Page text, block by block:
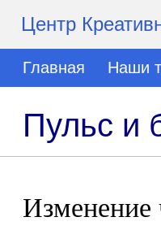
Центр
Главная Наши
Пульс и
Изменение